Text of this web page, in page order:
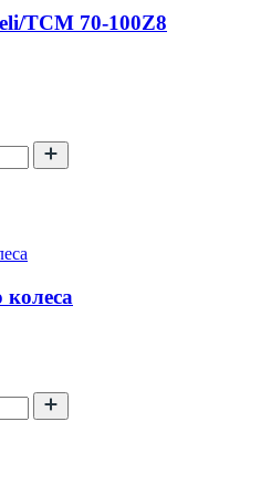
TCM 70-100Z8
колеса